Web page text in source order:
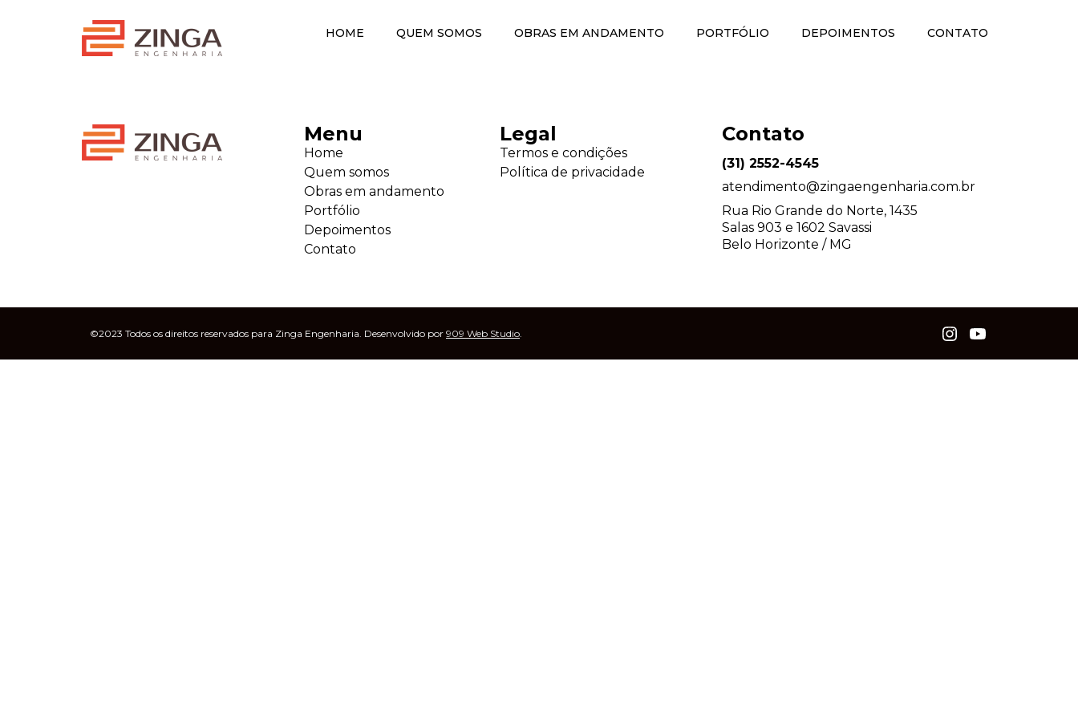
HOME QUEM SOMOS OBRAS EM ANDAMENTO PORTFÓLIO DEPOIMENTOS CONTATO
Menu
Home
Quem somos
Obras em andamento
Portfólio
Depoimentos
Contato
Legal
Termos e condições
Política de privacidade
Contato
(31) 2552-4545
atendimento@zingaengenharia.com.br
Rua Rio Grande do Norte, 1435
Salas 903 e 1602 Savassi
Belo Horizonte / MG
©2023 Todos os direitos reservados para Zinga Engenharia. Desenvolvido por 909 Web Studio.